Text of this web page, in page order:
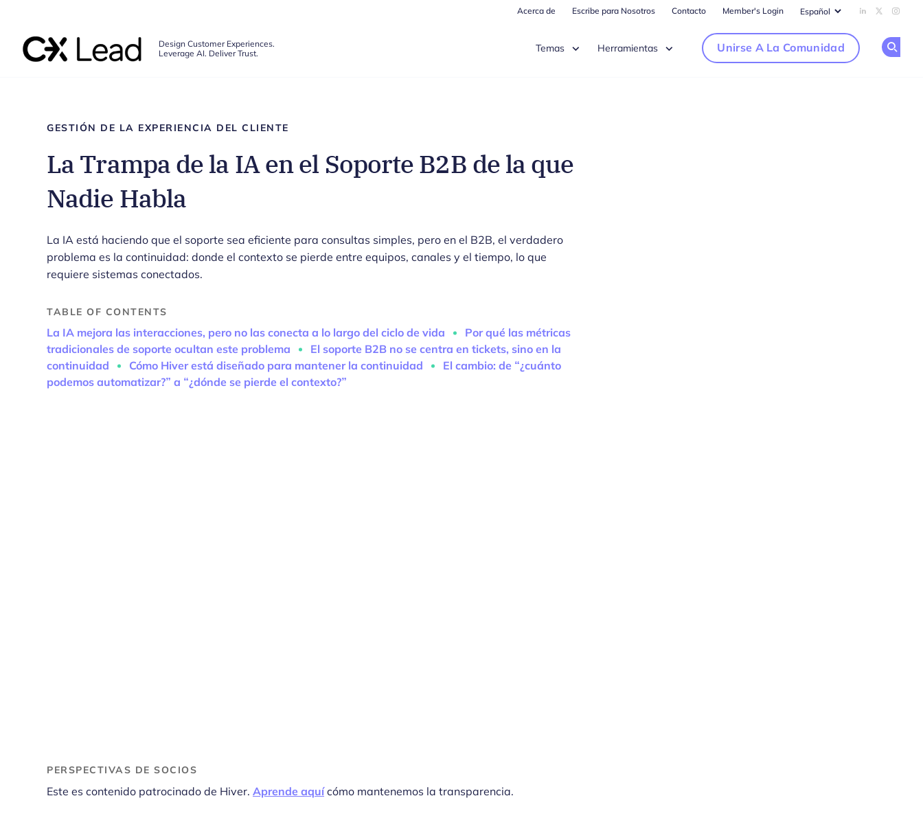
Acerca de Escribe para Nosotros Contacto Member's Login Add us on
Follow
Design Customer Experiences.
Leverage AI. Deliver Trust.
Temas Herramientas Unirse A La Comunidad
GESTIÓN DE LA EXPERIENCIA DEL CLIENTE
La Trampa de la IA en el Soporte B2B de la que
Nadie Habla
La IA está haciendo que el soporte sea eficiente para consultas simples, pero en el B2B, el verdadero
problema es la continuidad: donde el contexto se pierde entre equipos, canales y el tiempo, lo que
requiere sistemas conectados.
TABLE OF CONTENTS
La IA mejora las interacciones, pero no las conecta a lo largo del ciclo de vida
Por qué las métricas
tradicionales de soporte ocultan este problema
El soporte B2B no se centra en tickets, sino en la
continuidad
Cómo Hiver está diseñado para mantener la continuidad
El cambio: de “¿cuánto
podemos automatizar?” a “¿dónde se pierde el contexto?”
PERSPECTIVAS DE SOCIOS
Este es contenido patrocinado de Hiver. Aprende aquícómo mantenemos la transparencia.